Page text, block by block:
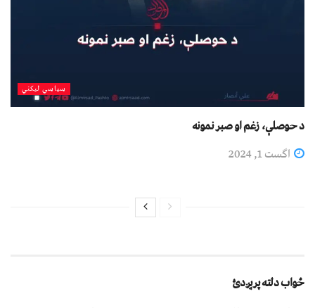
سیاسي لیکني
د حوصلې، زغم او صبر نمونه
اگست 1, 2024
ځواب دلته پرېږدئ